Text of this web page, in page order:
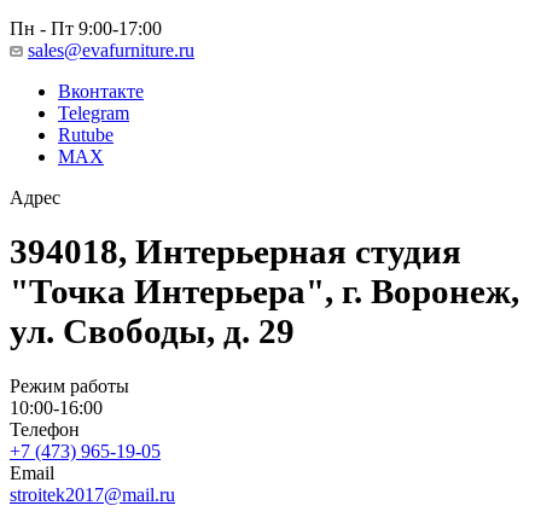
Пн - Пт 9:00-17:00
sales@evafurniture.ru
Вконтакте
Telegram
Rutube
MAX
Адрес
394018, Интерьерная студия
"Точка Интерьера", г. Воронеж,
ул. Свободы, д. 29
Режим работы
10:00-16:00
Телефон
+7 (473) 965-19-05
Email
stroitek2017@mail.ru